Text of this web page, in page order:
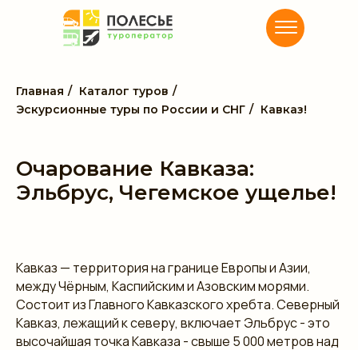
Главная / Каталог туров /
Эскурсионные туры по России и СНГ / Кавказ!
Очарование Кавказа:
Эльбрус, Чегемское ущелье!
Кавказ — территория на границе Европы и Азии,
между Чёрным, Каспийским и Азовским морями.
Состоит из Главного Кавказского хребта. Северный
Кавказ, лежащий к северу, включает Эльбрус - это
высочайшая точка Кавказа - свыше 5 000 метров над